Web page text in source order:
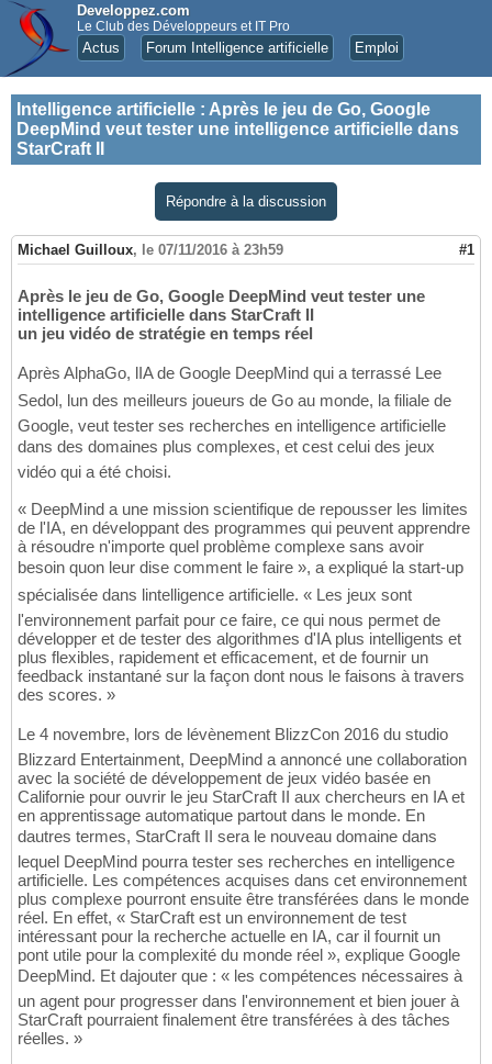
Developpez.com
Le Club des Développeurs et IT Pro
Actus Forum Intelligence artificielle Emploi
Intelligence artificielle : Après le jeu de Go, Google
DeepMind veut tester une intelligence artificielle dans
StarCraft II
Répondre à la discussion
Michael Guilloux, le 07/11/2016 à 23h59 #1
Après le jeu de Go, Google DeepMind veut tester une
intelligence artificielle dans StarCraft II
un jeu vidéo de stratégie en temps réel
Après AlphaGo, lIA de Google DeepMind qui a terrassé Lee
Sedol, lun des meilleurs joueurs de Go au monde, la filiale de
Google, veut tester ses recherches en intelligence artificielle
dans des domaines plus complexes, et cest celui des jeux
vidéo qui a été choisi.
« DeepMind a une mission scientifique de repousser les limites
de l'IA, en développant des programmes qui peuvent apprendre
à résoudre n'importe quel problème complexe sans avoir
besoin quon leur dise comment le faire », a expliqué la start-up
spécialisée dans lintelligence artificielle. « Les jeux sont
l'environnement parfait pour ce faire, ce qui nous permet de
développer et de tester des algorithmes d'IA plus intelligents et
plus flexibles, rapidement et efficacement, et de fournir un
feedback instantané sur la façon dont nous le faisons à travers
des scores. »
Le 4 novembre, lors de lévènement BlizzCon 2016 du studio
Blizzard Entertainment, DeepMind a annoncé une collaboration
avec la société de développement de jeux vidéo basée en
Californie pour ouvrir le jeu StarCraft II aux chercheurs en IA et
en apprentissage automatique partout dans le monde. En
dautres termes, StarCraft II sera le nouveau domaine dans
lequel DeepMind pourra tester ses recherches en intelligence
artificielle. Les compétences acquises dans cet environnement
plus complexe pourront ensuite être transférées dans le monde
réel. En effet, « StarCraft est un environnement de test
intéressant pour la recherche actuelle en IA, car il fournit un
pont utile pour la complexité du monde réel », explique Google
DeepMind. Et dajouter que : « les compétences nécessaires à
un agent pour progresser dans l'environnement et bien jouer à
StarCraft pourraient finalement être transférées à des tâches
réelles. »